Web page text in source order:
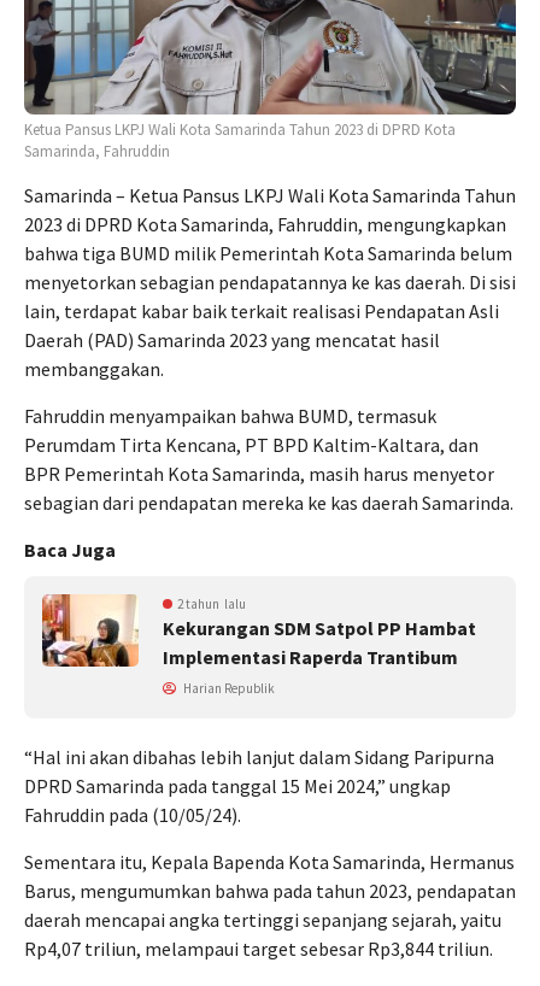
Ketua Pansus LKPJ Wali Kota Samarinda Tahun 2023 di DPRD Kota
Samarinda, Fahruddin
Samarinda – Ketua Pansus LKPJ Wali Kota Samarinda Tahun
2023 di DPRD Kota Samarinda, Fahruddin, mengungkapkan
bahwa tiga BUMD milik Pemerintah Kota Samarinda belum
menyetorkan sebagian pendapatannya ke kas daerah. Di sisi
lain, terdapat kabar baik terkait realisasi Pendapatan Asli
Daerah (PAD) Samarinda 2023 yang mencatat hasil
membanggakan.
Fahruddin menyampaikan bahwa BUMD, termasuk
Perumdam Tirta Kencana, PT BPD Kaltim-Kaltara, dan
BPR Pemerintah Kota Samarinda, masih harus menyetor
sebagian dari pendapatan mereka ke kas daerah Samarinda.
Baca Juga
2 tahun lalu
Kekurangan SDM Satpol PP Hambat
Implementasi Raperda Trantibum
Harian Republik
“Hal ini akan dibahas lebih lanjut dalam Sidang Paripurna
DPRD Samarinda pada tanggal 15 Mei 2024,” ungkap
Fahruddin pada (10/05/24).
Sementara itu, Kepala Bapenda Kota Samarinda, Hermanus
Barus, mengumumkan bahwa pada tahun 2023, pendapatan
daerah mencapai angka tertinggi sepanjang sejarah, yaitu
Rp4,07 triliun, melampaui target sebesar Rp3,844 triliun.